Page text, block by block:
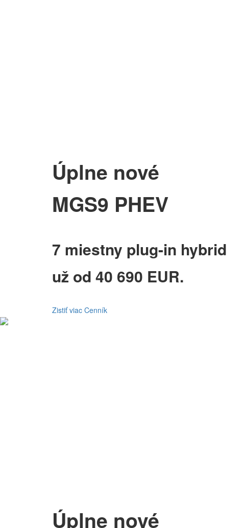
Úplne nové
MGS9 PHEV
7 miestny plug-in hybrid
už od 40 690 EUR.
Zistiť viac Cenník
Úplne nové